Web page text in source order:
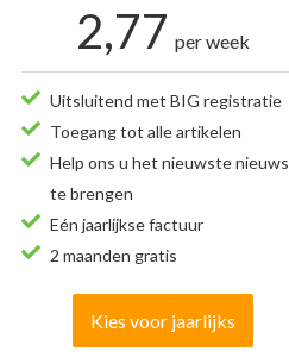
2,77 per week
Uitsluitend met BIG registratie
Toegang tot alle artikelen
Help ons u het nieuwste nieuws
te brengen
Eén jaarlijkse factuur
2 maanden gratis
Kies voor jaarlijks